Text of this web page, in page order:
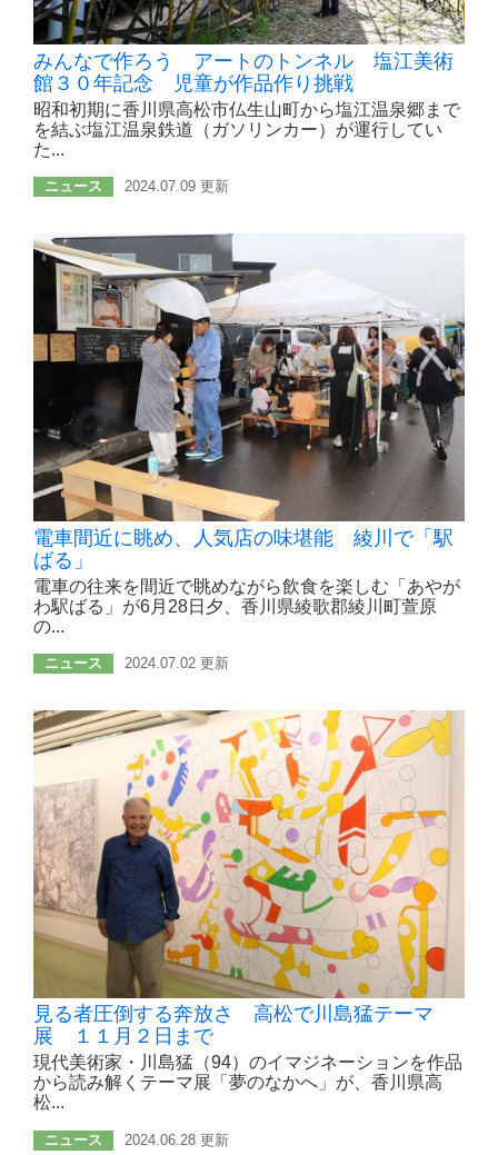
みんなで作ろう アートのトンネル 塩江美術
館３０年記念 児童が作品作り挑戦
昭和初期に香川県高松市仏生山町から塩江温泉郷まで
を結ぶ塩江温泉鉄道（ガソリンカー）が運行してい
た...
ニュース 2024.07.09 更新
電車間近に眺め、人気店の味堪能 綾川で「駅
ばる」
電車の往来を間近で眺めながら飲食を楽しむ「あやが
わ駅ばる」が6月28日夕、香川県綾歌郡綾川町萱原
の...
ニュース 2024.07.02 更新
見る者圧倒する奔放さ 高松で川島猛テーマ
展 １１月２日まで
現代美術家・川島猛（94）のイマジネーションを作品
から読み解くテーマ展「夢のなかへ」が、香川県高
松...
ニュース 2024.06.28 更新